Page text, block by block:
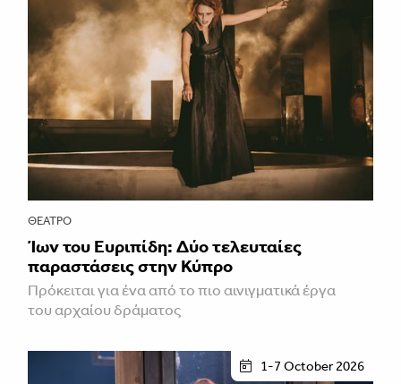
ΘΈΑΤΡΟ
Ίων του Ευριπίδη: Δύο τελευταίες
παραστάσεις στην Κύπρο
Πρόκειται για ένα από το πιο αινιγματικά έργα
του αρχαίου δράματος
1-7 October 2026